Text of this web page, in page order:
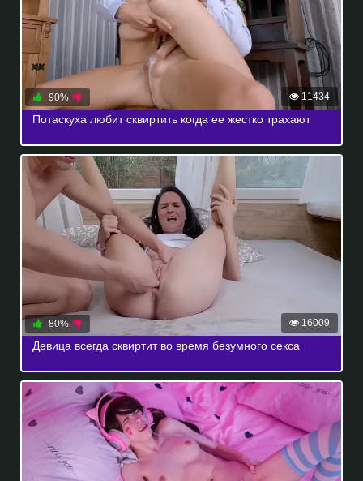
11434
90%
Потаскуха любит сквиртить когда ее жестко трахают
16009
80%
Девица всегда сквиртит во время безумного секса